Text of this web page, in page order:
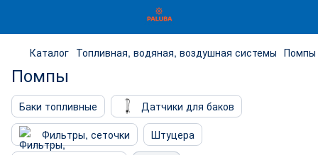
Каталог Топливная, водяная, воздушная системы Помпы
Помпы
Баки топливные
Датчики для баков
Фильтры, сеточки
Штуцера